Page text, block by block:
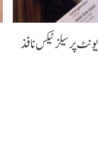
پر سیلز ٹیکس نافذ